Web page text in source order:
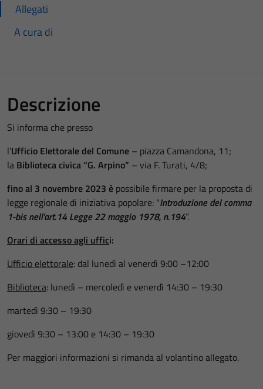
Allegati
A cura di
Descrizione
Si informa che presso
l’Ufficio Elettorale del Comune – piazza Camandona, 11;
la Biblioteca civica “G. Arpino” – via F. Turati, 4/8;
fino al 3 novembre 2023 è possibile firmare per la proposta di
legge regionale di iniziativa popolare: "Introduzione del comma
1-bis nell'art.14 Legge 22 maggio 1978, n.194”.
Orari di accesso agli uffici:
Ufficio elettorale: dal lunedì al venerdì 9:00 –12:00
Biblioteca: lunedì – mercoledì e venerdì 14:30 – 19:30
martedì 9:30 – 19:30
giovedì 9:30 – 13:00 e 14:30 – 19:30
Per maggiori informazioni si rimanda al volantino allegato.